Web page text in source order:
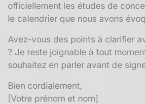
officiellement les études de
le calendrier que nous avons
Avez-vous des points à clarifier
? Je reste joignable à tout
souhaitez en parler avant de
Bien cordialement,
[Votre prénom et nom]